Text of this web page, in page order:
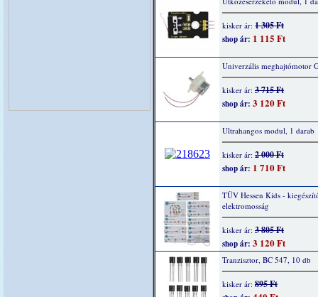
kisker ár: 1 305 Ft
shop ár: 1 115 Ft
Univerzális meghajtómotor
kisker ár: 3 715 Ft
shop ár: 3 120 Ft
Ultrahangos modul, 1 darab
kisker ár: 2 000 Ft
shop ár: 1 710 Ft
TÜV Hessen Kids -
elektromosság
kisker ár: 3 805 Ft
shop ár: 3 120 Ft
Tranzisztor, BC 547, 10 db
kisker ár: 895 Ft